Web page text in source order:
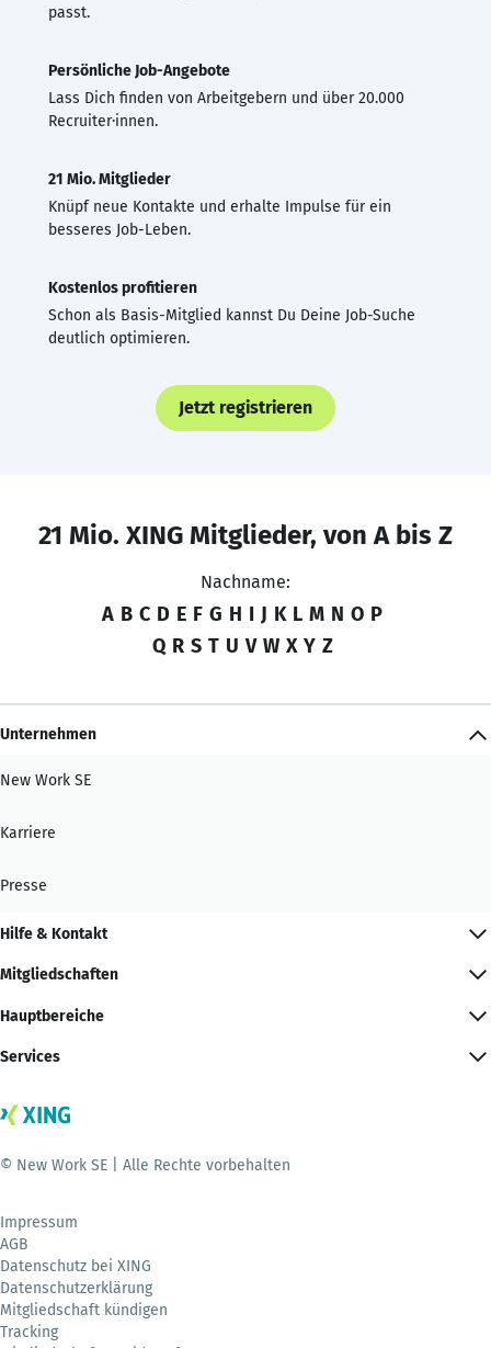
passt.
Persönliche Job-Angebote
Lass Dich finden von Arbeitgebern und über 20.000
Recruiter·innen.
21 Mio. Mitglieder
Knüpf neue Kontakte und erhalte Impulse für ein
besseres Job-Leben.
Kostenlos profitieren
Schon als Basis-Mitglied kannst Du Deine Job-Suche
deutlich optimieren.
Jetzt registrieren
21 Mio. XING Mitglieder, von A bis Z
Nachname:
A B C D E F G H I J K L M N O P
Q R S T U V W X Y Z
Unternehmen
New Work SE
Karriere
Presse
Hilfe & Kontakt
Mitgliedschaften
Hauptbereiche
Services
© New Work SE | Alle Rechte vorbehalten
Impressum
AGB
Datenschutz bei XING
Datenschutzerklärung
Mitgliedschaft kündigen
Tracking